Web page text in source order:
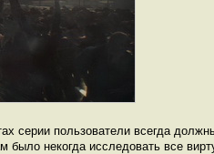
серии пользователи всегда
некогда исследовать все